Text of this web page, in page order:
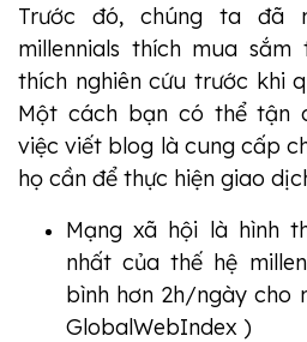
Trước đó, chúng ta đã
millennials thích mua
thích nghiên cứu trước khi
Một cách bạn có thể tận
việc viết blog là cung cấp
họ cần để thực hiện giao
Mạng xã hội là hình
nhất của thế hệ
bình hơn 2h/ngày cho
GlobalWebIndex )